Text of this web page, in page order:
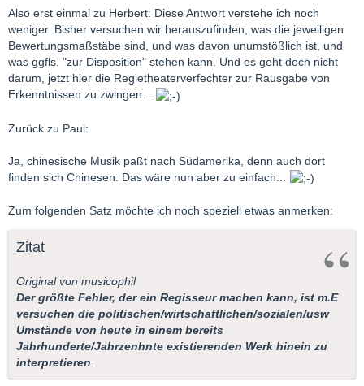
interpretieren .
Oder wenn er es eine derartige Interpretation gibt, obwohl das
Werk "nur" als Unterhaltung geschrieben war. Beispiel: "Doktor
und Apotheker" von Dittersdorf.
Weiter will ich nichts mehr hierzu sagen, denn sonst wiederhole
Also erst einmal zu Herbert: Diese Antwort verstehe ich noch
weniger. Bisher versuchen wir herauszufinden, was die jeweiligen
Bewertungsmaßstäbe sind, und was davon unumstößlich ist, und
was ggfls. "zur Disposition" stehen kann. Und es geht doch nicht
darum, jetzt hier die Regietheaterverfechter zur Rausgabe von
Erkenntnissen zu zwingen...
Zurück zu Paul:
Ja, chinesische Musik paßt nach Südamerika, denn auch dort
finden sich Chinesen. Das wäre nun aber zu einfach...
Zum folgenden Satz möchte ich noch speziell etwas anmerken:
Zitat
Original von musicophil
Der größte Fehler, der ein Regisseur machen kann, ist m.E
versuchen die politischen/wirtschaftlichen/sozialen/usw
Umstände von heute in einem bereits
Jahrhunderte/Jahrzenhnte existierenden Werk hinein zu
interpretieren